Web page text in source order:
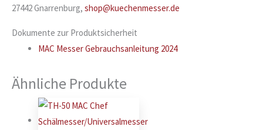
27442 Gnarrenburg, shop@kuechenmesser.de
Dokumente zur Produktsicherheit
MAC Messer Gebrauchsanleitung 2024
Ähnliche Produkte